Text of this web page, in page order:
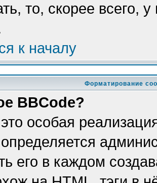
то, скорее всего,
к началу
Форматирование
BBCode?
особая
его в каждом